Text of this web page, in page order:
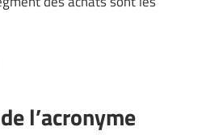
l’acronyme